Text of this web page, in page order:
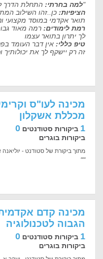
"למה בחרתי: התחלת הדרך
הציפיות: כן..זהו השילוב
תואר אקדמי במוסד מקצועי
רמת לימודים: רמה מאוד
לך יתרון בתואר עצמו
טיפ כללי: אין דבר העומד
זה רק יישקף לך את יכולותיך
מכינה לעו"ס
מכללת אשקלון
1 ביקורות סטודנטים 0
ביקורות בוגרים
מתוך ביקורת של סטודנט - יוליאנה ז. 19/12/
""
מכינה קדם
הגבוה לטכנולוגיה
1 ביקורות סטודנטים 0
ביקורות בוגרים